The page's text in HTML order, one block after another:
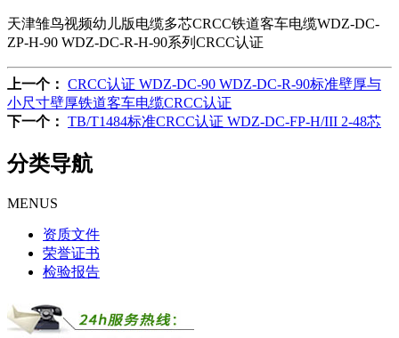
天津雏鸟视频幼儿版电缆多芯CRCC铁道客车电缆WDZ-DC-
ZP-H-90 WDZ-DC-R-H-90系列CRCC认证
上一个： CRCC认证 WDZ-DC-90 WDZ-DC-R-90标准壁厚与
小尺寸壁厚铁道客车电缆CRCC认证
下一个： TB/T1484标准CRCC认证 WDZ-DC-FP-H/III 2-48芯
分类导航
MENUS
资质文件
荣誉证书
检验报告